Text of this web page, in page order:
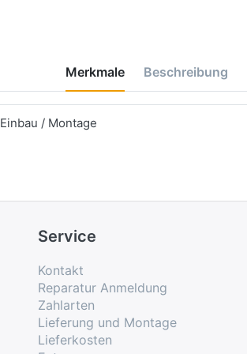
Merkmale Beschreibung
Einbau / Montage
Service
Kontakt
Reparatur Anmeldung
Zahlarten
Lieferung und Montage
Lieferkosten